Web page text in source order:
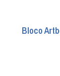
Bloco